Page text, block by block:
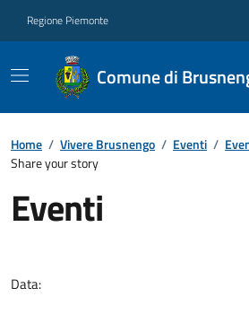
Regione Piemonte
Comune di
Home / Vivere Brusnengo / Eventi /
Share your story
Eventi
Data: